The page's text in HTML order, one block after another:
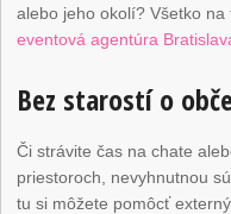
alebo jeho okolí? Všetko
eventová agentúra
Bez starostí o
Či strávite čas na chate
priestoroch, nevyhnutnou
tu si môžete pomôcť